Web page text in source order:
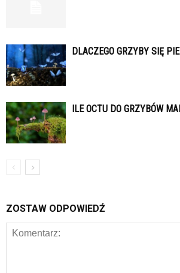
DLACZEGO GRZYBY SIĘ
ILE OCTU DO GRZYBÓW
ZOSTAW ODPOWIEDŹ